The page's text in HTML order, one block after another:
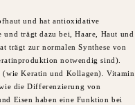
und hat antioxidative
und trägt dazu bei, Haare, Haut und
trägt zur normalen Synthese von
notwendig sind).
(wie Keratin und Kollagen). Vitamin
die Differenzierung von
Eisen haben eine Funktion bei